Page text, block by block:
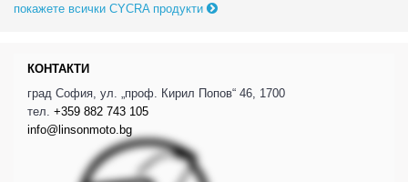
покажете всички CYCRA продукти
КОНТАКТИ
град София, ул. „проф. Кирил Попов“ 46, 1700
тел. +359 882 743 105
info@linsonmoto.bg